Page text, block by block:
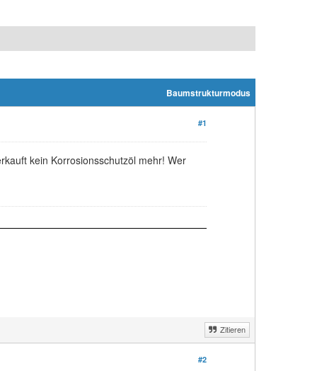
Baumstrukturmodus
#1
kein Korrosionsschutzöl mehr! Wer
Zitieren
#2